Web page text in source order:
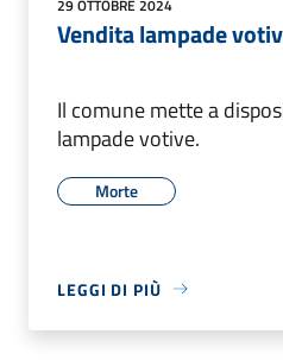
29 OTTOBRE 2024
Vendita lampade
Il comune mette a
lampade votive.
Morte
LEGGI DI PIÙ